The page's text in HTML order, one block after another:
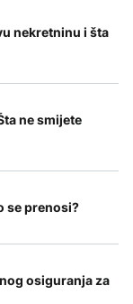
nekretninu i šta
ne smijete
se prenosi?
osiguranja za